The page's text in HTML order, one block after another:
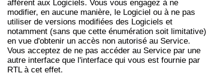
afférent aux Logiciels. Vous vous engagez à ne
modifier, en aucune manière, le Logiciel ou à ne pas
utiliser de versions modifiées des Logiciels et
notamment (sans que cette énumération soit limitative)
en vue d'obtenir un accès non autorisé au Service.
Vous acceptez de ne pas accéder au Service par une
autre interface que l'interface qui vous est fournie par
RTL à cet effet.